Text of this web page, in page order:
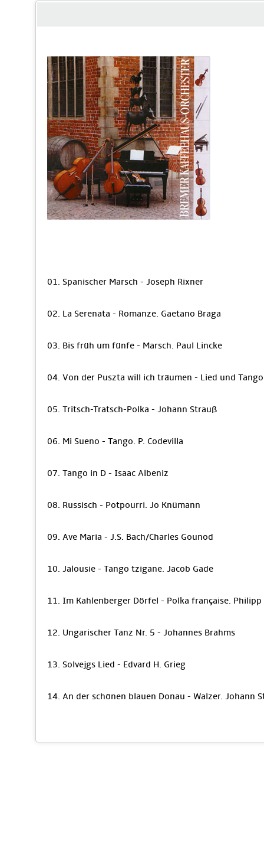
01. Spanischer Marsch - Joseph Rixner
02. La Serenata - Romanze. Gaetano Braga
03. Bis früh um fünfe - Marsch. Paul Lincke
04. Von der Puszta will ich träumen - Lied und
05. Tritsch-Tratsch-Polka - Johann Strauß
06. Mi Sueno - Tango. P. Codevilla
07. Tango in D - Isaac Albeniz
08. Russisch - Potpourri. Jo Knümann
09. Ave Maria - J.S. Bach/Charles Gounod
10. Jalousie - Tango tzigane. Jacob Gade
11. Im Kahlenberger Dörfel - Polka française. Philipp
12. Ungarischer Tanz Nr. 5 - Johannes Brahms
13. Solvejgs Lied - Edvard H. Grieg
14. An der schönen blauen Donau - Walzer. Johann